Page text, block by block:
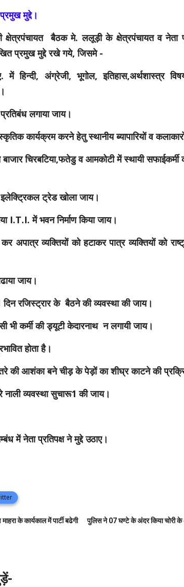
मुद्दे।
बैठक मे. ललूड़ी के क्षेत्रपंचायत व नेता
प्रमुख मुद्दे रखे गये, जिसमे -
में हिन्दी, अंग्रेजी, भूगोल, इतिहास,अर्थशास्त्र
प्रतिबंध लगाया जाय।
कार्यक्रम करने हेतु स्थानीय ब्यापारियों व
बाजार चिरबटिया,फतेडु व आमकोटी में स्थायी
ट्रेड खोला जाय।
I.T.I. में भवन निर्माण किया जाय।
अपात्र व्यक्तियों को हटाकर पात्र व्यक्तियों को
जाय।
रजिस्ट्रार के बैठने की व्यवस्था की जाय।
कर्मी की ड्यूटी केदारनाथ न लगायी जाय।
होता है।
की आशंका बने चीड़ के पेड़ों का शीघ्र काटने की
व्यवस्था सुचारू1 की जाय।
में नेता प्रतिपक्ष ने मुद्दे उठाए।
के कार्यकाल में पार्टी बढेगी
पुलिस ने 07 घण्टे के अंदर किया चोरी के